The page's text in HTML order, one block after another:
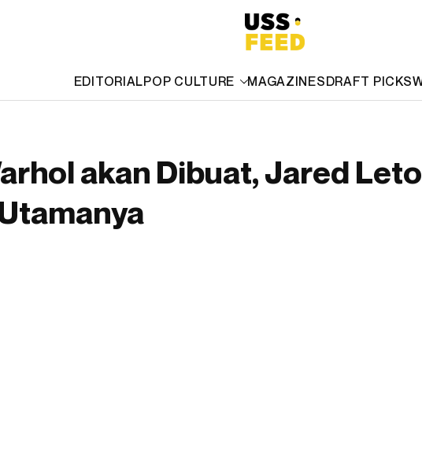
EDITORIALPOP CULTURE MAGAZINESDRAFT PICKS
akan Dibuat, Jared Leto